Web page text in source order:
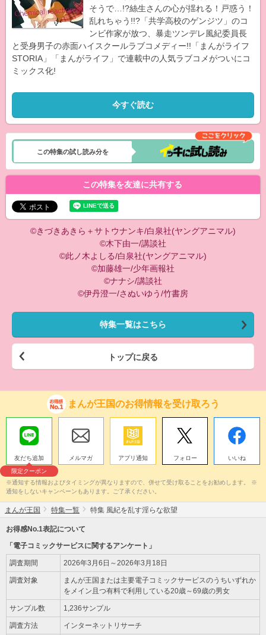
そうで…!?絲生さんの心が揺れる！戸惑う！
乱れちゃう!!?「共学高校のゲンジツ」のコ
ンビ作家が放つ、暴走ツンデレ風紀委員長
と受身男子の赤面ハイスクールラブコメディー!!「まんがライフ
STORIA」「まんがライフ」で連載中の人気ラブコメがついにコ
ミックス化!
今すぐ読む
この特集の試し読み分を
この特集を友達に共有する
©きづきあきら＋サトウナンキ/白泉社(ヤングアニマル)
©木下由一/講談社
©此ノ木よしる/白泉社(ヤングアニマル)
©加藤雄一/少年画報社
©ナナシ/講談社
©伊丹澄一/さぬいゆう/竹書房
特集一覧はこちら
トップに戻る
まんが王国のお得情報を受け取ろう
友だち追加
限定クーポン
メルマガ アプリ通知 フォロー いいね
※通知する情報およびタイミングが異なりますので、併せて受け取ることをお勧めします。 ※
通知をしないキャンペーンもあります。ご了承ください。
まんが王国 特集一覧 特集 風紀を乱す淫らな欲望
お得感No.1表記について
「電子コミックサービスに関するアンケート」
調査期間 2026年3月6日～2026年3月18日
調査対象
まんが王国または主要電子コミックサービスのうちいずれか
をメイン且つ有料で利用している20歳～69歳の男女
サンプル数 1,236サンプル
調査方法 インターネットリサーチ